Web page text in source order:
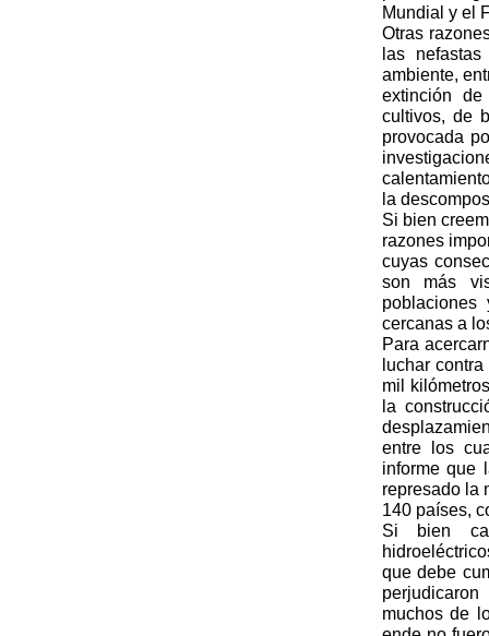
Mundial y el
Otras
las
ambiente,
extinción
cultivos, de
provocada
la
Si bien
razones
cuyas
son más
cercanas a
Para
luchar
mil
la
entre los
informe que
represado la
140 países,
Si bien
que debe
muchos de